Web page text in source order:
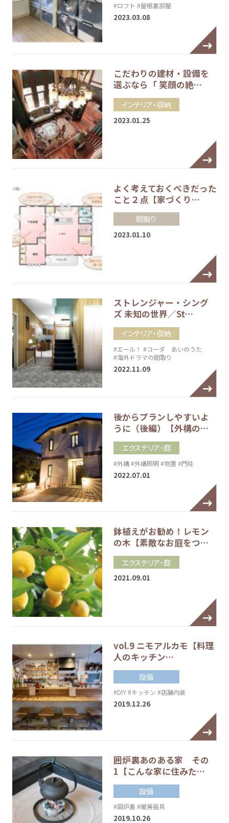
#ロフト #屋根裏部屋
2023.03.08
こだわりの建材・設備を
選ぶなら「 笑顔の絶…
インテリア・収納
2023.01.25
よく考えておくべきだった
こと２点【家づくり…
間取り
2023.01.10
ストレンジャー・シング
ズ 未知の世界／St…
インテリア・収納
#エール！ #コーダ あいのうた
#海外ドラマの間取り
2022.11.09
後からプランしやすいよ
うに（後編）【外構の…
エクステリア・庭
#外構#外構照明 #物置 #門柱
2022.07.01
鉢植えがお勧め！レモン
の木【素敵なお庭をつ…
エクステリア・庭
2021.09.01
vol.9 ニモアルカモ【料理
人のキッチン…
設備
#DIY#キッチン #店舗内装
2019.12.26
囲炉裏あのある家 その
1【こんな家に住みた…
設備
#囲炉裏 #暖房器具
2019.10.26